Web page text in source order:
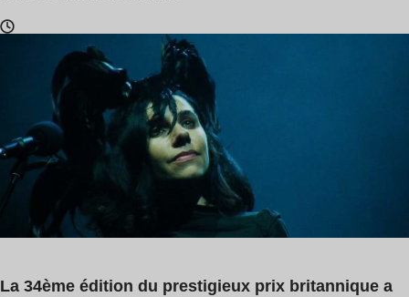
min
La 34ème édition du prestigieux prix britannique a